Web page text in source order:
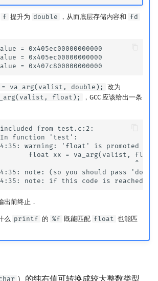
f 提升为 double ，从而底层存储内容和 fd
= 0x405ec00000000000
= 0x405ec00000000000
= va_arg(valist, double);
改为
float);
，GCC 应该给出一条
from test.c:2:
function 'test':
warning: 'float' is promoted to
float xx = va_arg(valist,
^
note: (so you should pass
出前终止．
么 printf 的 %f 既能匹配 float 也能匹
）的纯右值可转换成较大整数类型